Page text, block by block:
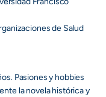
de Salud
Pasiones y hobbies
la novela histórica y